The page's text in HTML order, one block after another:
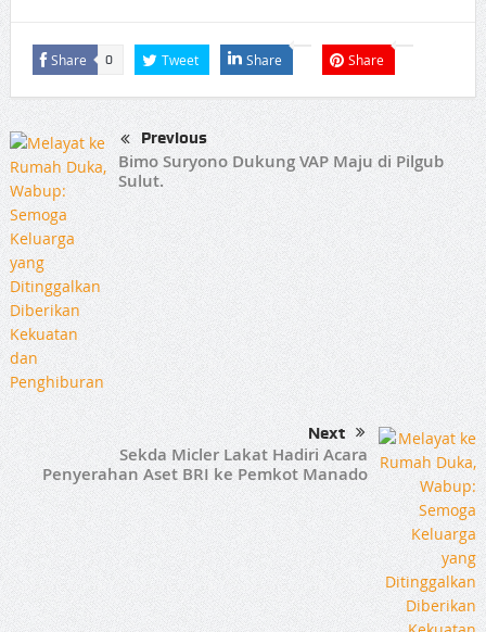
Share 0 Tweet Share Share
Previous
Bimo Suryono Dukung VAP Maju di Pilgub
Sulut.
Next
Sekda Micler Lakat Hadiri Acara
Penyerahan Aset BRI ke Pemkot Manado